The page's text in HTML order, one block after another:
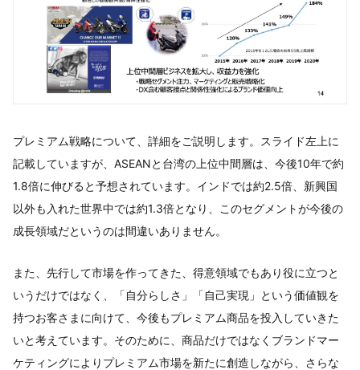
プレミアム戦略について、詳細をご説明します。スライド左上に
記載していますが、ASEANと台湾の上位中間層は、今後10年で約
1.8倍に伸びると予想されています。インドでは約2.5倍、新興国
以外も入れた世界中では約1.3倍となり、このセグメントが今後の
成長領域だというのは間違いありません。
また、先行して市場を作ってきた、得意領域でもあり役に立つと
いうだけではなく、「自分らしさ」「自己実現」という価値観を
持つお客さまに向けて、今後もプレミアム商品を投入していきた
いと考えています。そのために、商品だけではなくブランドマー
ケティングによりプレミアム市場を新たに創造しながら、さらな